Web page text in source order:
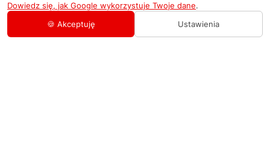
Dowiedz się, jak Google wykorzystuje Twoje dane.
🍪 Akceptuję
Ustawienia